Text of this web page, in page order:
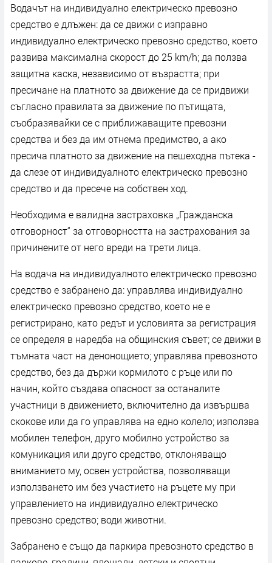
Водачът на индивидуално електрическо превозно
средство е длъжен: да се движи с изправно
индивидуално електрическо превозно средство, което
развива максимална скорост до 25 km/h; да ползва
защитна каска, независимо от възрастта; при
пресичане на платното за движение да се придвижи
съгласно правилата за движение по пътищата,
съобразявайки се с приближаващите превозни
средства и без да им отнема предимство, а ако
пресича платното за движение на пешеходна пътека -
да слезе от индивидуалното електрическо превозно
средство и да пресече на собствен ход.
Необходима е валидна застраховка „Гражданска
отговорност“ за отговорността на застрахования за
причинените от него вреди на трети лица.
На водача на индивидуалното електрическо превозно
средство е забранено да: управлява индивидуално
електрическо превозно средство, което не е
регистрирано, като редът и условията за регистрация
се определя в наредба на общинския съвет; се движи в
тъмната част на денонощието; управлява превозното
средство, без да държи кормилото с ръце или по
начин, който създава опасност за останалите
участници в движението, включително да извършва
скокове или да го управлява на едно колело; използва
мобилен телефон, друго мобилно устройство за
комуникация или друго средство, отклоняващо
вниманието му, освен устройства, позволяващи
използването им без участието на ръцете му при
управлението на индивидуално електрическо
превозно средство; води животни.
Забранено е също да паркира превозното средство в